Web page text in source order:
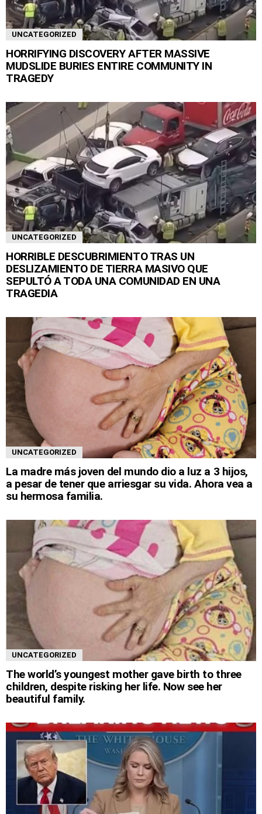
UNCATEGORIZED
HORRIFYING DISCOVERY AFTER MASSIVE
MUDSLIDE BURIES ENTIRE COMMUNITY IN
TRAGEDY
UNCATEGORIZED
HORRIBLE DESCUBRIMIENTO TRAS UN
DESLIZAMIENTO DE TIERRA MASIVO QUE
SEPULTÓ A TODA UNA COMUNIDAD EN UNA
TRAGEDIA
UNCATEGORIZED
La madre más joven del mundo dio a luz a 3 hijos,
a pesar de tener que arriesgar su vida. Ahora vea a
su hermosa familia.
UNCATEGORIZED
The world’s youngest mother gave birth to three
children, despite risking her life. Now see her
beautiful family.